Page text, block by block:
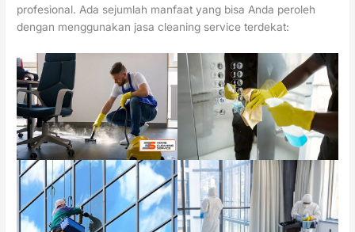
profesional. Ada sejumlah manfaat yang bisa Anda peroleh
dengan menggunakan jasa cleaning service terdekat: